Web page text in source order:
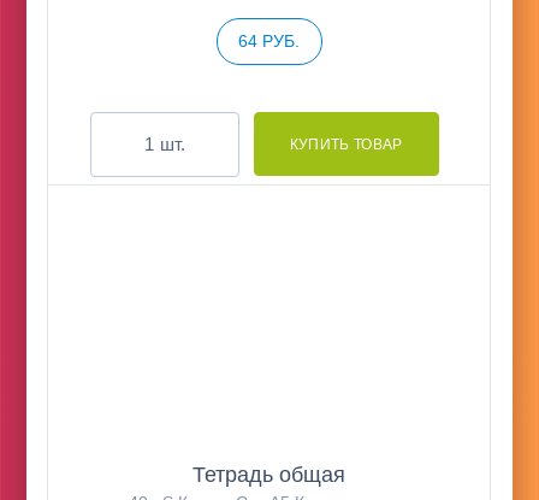
64 РУБ.
шт.
Тетрадь общая